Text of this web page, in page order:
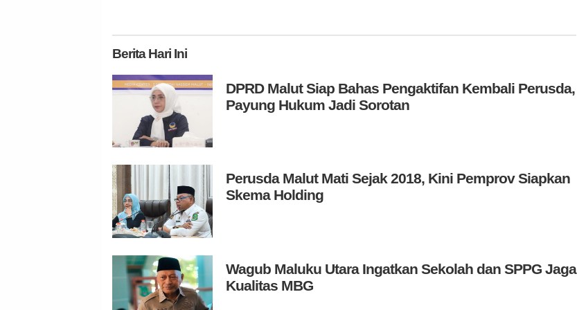
BeritaHari Ini
DPRD Malut Siap Bahas Pengaktifan Kembali Perusda,
Payung Hukum Jadi Sorotan
Perusda Malut Mati Sejak 2018, Kini Pemprov Siapkan
Skema Holding
Wagub Maluku Utara Ingatkan Sekolah dan SPPG Jaga
Kualitas MBG